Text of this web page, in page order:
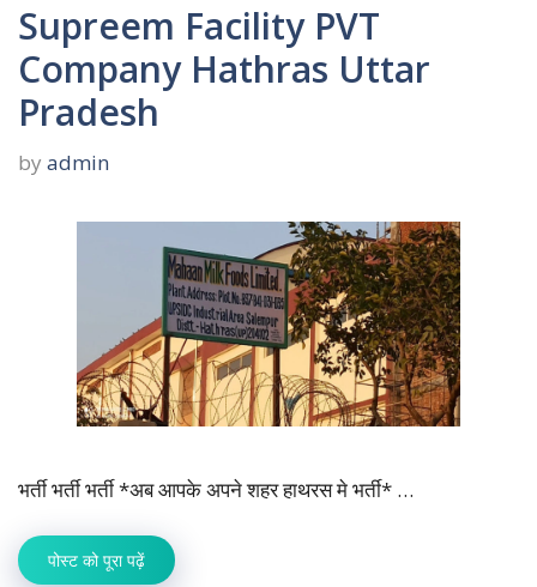
Supreem Facility PVT
Company Hathras Uttar
Pradesh
by admin
भर्ती भर्ती भर्ती *अब आपके अपने शहर हाथरस मे भर्ती* …
पोस्ट को पूरा पढ़ें